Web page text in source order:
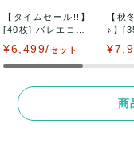
送料：1点あたり
出荷目安：1週間程
石川県から出荷
【タイムセール!!】
[40枚] バレエコア
¥6,499/セット
【秋
♪】
商